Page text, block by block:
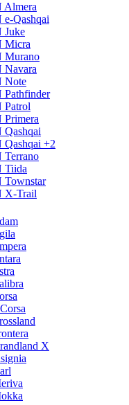
Almera
e-Qashqai
Juke
Micra
Murano
Navara
Note
Pathfinder
Patrol
Primera
Qashqai
Qashqai +2
Terrano
Tiida
Townstar
X-Trail
X